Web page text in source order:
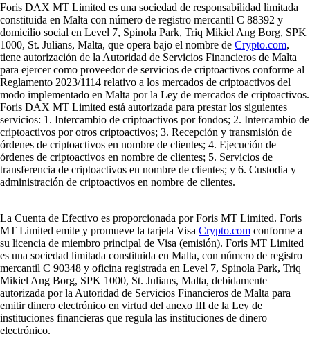
Foris DAX MT Limited es una sociedad de responsabilidad limitada
constituida en Malta con número de registro mercantil C 88392 y
domicilio social en Level 7, Spinola Park, Triq Mikiel Ang Borg, SPK
1000, St. Julians, Malta, que opera bajo el nombre de Crypto.com,
tiene autorización de la Autoridad de Servicios Financieros de Malta
para ejercer como proveedor de servicios de criptoactivos conforme al
Reglamento 2023/1114 relativo a los mercados de criptoactivos del
modo implementado en Malta por la Ley de mercados de criptoactivos.
Foris DAX MT Limited está autorizada para prestar los siguientes
servicios: 1. Intercambio de criptoactivos por fondos; 2. Intercambio de
criptoactivos por otros criptoactivos; 3. Recepción y transmisión de
órdenes de criptoactivos en nombre de clientes; 4. Ejecución de
órdenes de criptoactivos en nombre de clientes; 5. Servicios de
transferencia de criptoactivos en nombre de clientes; y 6. Custodia y
administración de criptoactivos en nombre de clientes.
La Cuenta de Efectivo es proporcionada por Foris MT Limited. Foris
MT Limited emite y promueve la tarjeta Visa Crypto.com conforme a
su licencia de miembro principal de Visa (emisión). Foris MT Limited
es una sociedad limitada constituida en Malta, con número de registro
mercantil C 90348 y oficina registrada en Level 7, Spinola Park, Triq
Mikiel Ang Borg, SPK 1000, St. Julians, Malta, debidamente
autorizada por la Autoridad de Servicios Financieros de Malta para
emitir dinero electrónico en virtud del anexo III de la Ley de
instituciones financieras que regula las instituciones de dinero
electrónico.